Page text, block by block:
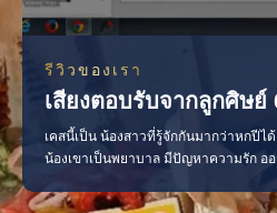
รีวิวของเรา
เสียงตอบรับจากลูกศิษย์
เคสนี้เป็น น้องสาวที่รู้จักกันมากว่าหกปีไ
น้องเขาเป็นพยาบาล มีปัญหาความรัก อ
เดือนหลอกว่าเลิกกับแฟนเก่าแล้ว สุดท้า
ดราม่าเลยยย 1. 2. 3. 4. 5. 6. 7. 8. 9.